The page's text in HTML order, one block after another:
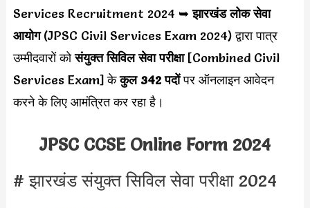
Services Recruitment 2024 ➥ झारखंड लोक सेवा
आयोग(JPSC Civil Services Exam 2024) द्वारा पात्र
उम्मीदवारों कोसंयुक्त सिविल सेवा परीक्षा[Combined Civil
Services Exam] केकुल 342 पदोंपर ऑनलाइन आवेदन
करने के लिए आमंत्रित कर रहा है।
JPSC CCSE Online Form 2024
# झारखंड संयुक्त सिविल सेवा परीक्षा 2024